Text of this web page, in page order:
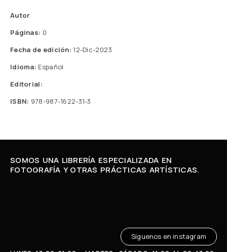
Autor
Páginas: 0
Fecha de edición: 12-Dic-2023
Idioma: Español
Editorial:
ISBN: 978-987-1622-31-3
SOMOS UNA LIBRERÍA ESPECIALIZADA EN
FOTOGRAFÍA Y OTRAS PRÁCTICAS ARTÍSTICAS.
Síguenos en instagram